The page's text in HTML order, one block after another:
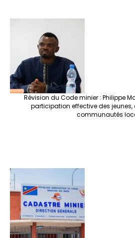
Révision du Code minier : Philippe
participation effective des jeunes,
communautés